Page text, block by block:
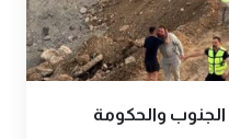
نازح إلى الجنوب والحكومة